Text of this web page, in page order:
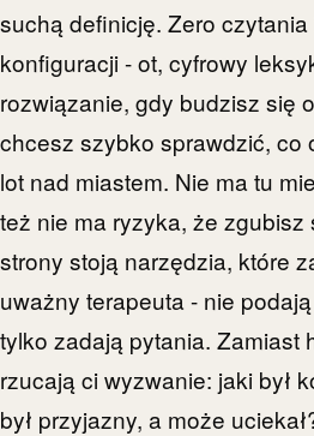
suchą definicję. Zero
konfiguracji - ot, cyfrowy
rozwiązanie, gdy budzisz się
chcesz szybko sprawdzić, co
lot nad miastem. Nie ma tu
też nie ma ryzyka, że zgubisz
strony stoją narzędzia, które
uważny terapeuta - nie
tylko zadają pytania. Zamiast
rzucają ci wyzwanie: jaki był
był przyjazny, a może